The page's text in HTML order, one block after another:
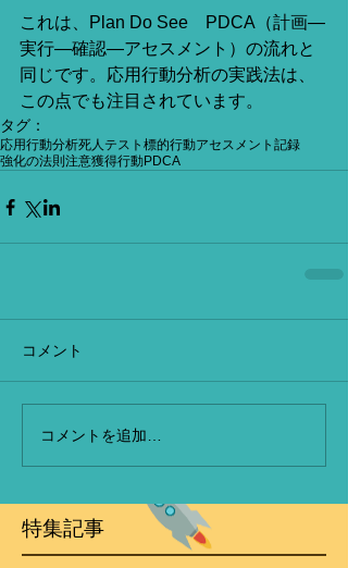
これは、Plan Do See　PDCA（計画―
実行―確認―アセスメント）の流れと
同じです。応用行動分析の実践法は、
この点でも注目されています。
タグ：
応用行動分析死人テスト 標的行動アセスメント 記録
強化の法則 注意獲得行動PDCA
コメント
コメントを追加…
特集記事